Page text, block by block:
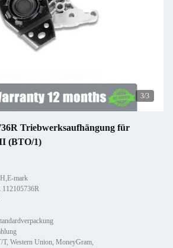
3/3
Triebwerksaufhängung für
(BTO/1)
mark
112105736R
Western Union, MoneyGram,